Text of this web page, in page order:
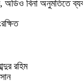
অডিও বিনা অনুমতিতে
রহিম